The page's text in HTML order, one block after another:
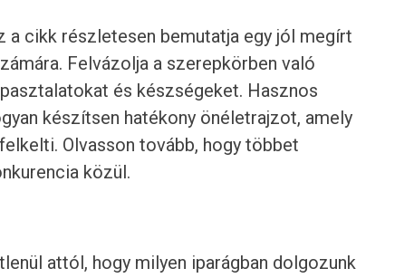
a cikk részletesen bemutatja egy jól megírt
Felvázolja a szerepkörben való
és készségeket. Hasznos
készítsen hatékony önéletrajzot, amely
Olvasson tovább, hogy többet
közül.
attól, hogy milyen iparágban dolgozunk